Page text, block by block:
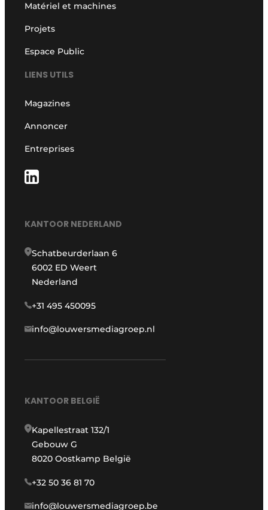
Matériel et machines
Projets
Espace Public
LIENS UTILS
Magazines
Annoncer
Entreprises
KANTOOR NEDERLAND
Schatbeurderlaan 6
6002 ED Weert
Nederland
+31 495 450095
info@louwersmediagroep.nl
KANTOOR BELGIË
Kapellestraat 132/1
Gebouw G
8020 Oostkamp België
+32 50 36 81 70
info@louwersmediagroep.be